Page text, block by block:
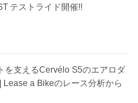
テストライド開催!!
を支えるCervélo S5のエアロダ
a Bikeのレース分析から